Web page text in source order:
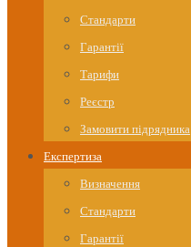
Стандарти
Гарантії
Тарифи
Реєстр
Замовити підрядника
Експертиза
Визначення
Стандарти
Гарантії